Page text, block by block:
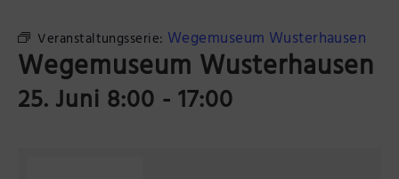
Olafs Werkstatt
BODONI Vielseithof
Tourist Information
Impressionen der Region
Veranstaltungsserie: Wegemuseum Wusterhausen
Wegemuseum Wusterhausen
25. Juni 8:00-17:00